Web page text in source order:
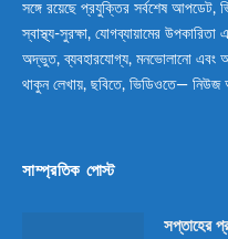
সঙ্গে রয়েছে প্রযুক্তির সর্বশেষ আপডেট,
স্বাস্থ্য-সুরক্ষা, যোগব্যায়ামের
অদ্ভুত, ব্যবহারযোগ্য, মনভোলানো এবং
থাকুন লেখায়, ছবিতে, ভিডিওতে— নিউজ
সাম্প্রতিক পোস্ট
সপ্তাহের